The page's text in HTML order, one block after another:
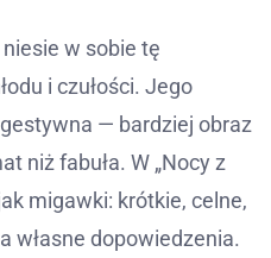
w sobie tę
i czułości. Jego
— bardziej obraz
niż fabuła. W „Nocy z
migawki: krótkie, celne,
własne dopowiedzenia.